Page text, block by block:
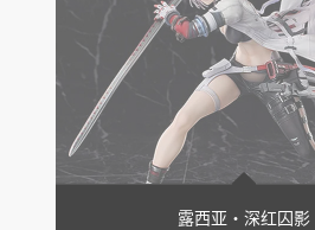
露西亚・深红囚影